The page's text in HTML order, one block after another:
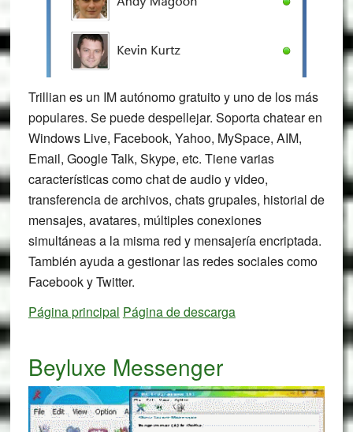
Trillian es un IM autónomo gratuito y uno de los más
populares. Se puede despellejar. Soporta chatear en
Windows Live, Facebook, Yahoo, MySpace, AIM,
Email, Google Talk, Skype, etc. Tiene varias
características como chat de audio y video,
transferencia de archivos, chats grupales, historial de
mensajes, avatares, múltiples conexiones
simultáneas a la misma red y mensajería encriptada.
También ayuda a gestionar las redes sociales como
Facebook y Twitter.
Página principal Página de descarga
Beyluxe Messenger